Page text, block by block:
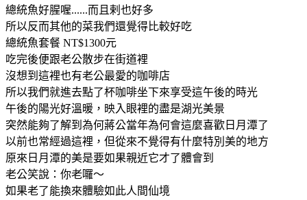
總統魚好腥喔......而且剌也好多
所以反而其他的菜我們還覺得比較好吃
總統魚套餐 NT$1300元
吃完後便跟老公散步在街道裡
沒想到這裡也有老公最愛的咖啡店
所以我們就進去點了杯咖啡坐下來享受這午後的時光
午後的陽光好溫暖，映入眼裡的盡是湖光美景
突然能夠了解到為何蔣公當年為何會這麼喜歡日月潭了
以前也常經過這裡，但從來不覺得有什麼特別美的地方
原來日月潭的美是要如果親近它才了體會到
老公笑說：你老囉～
如果老了能換來體驗如此人間仙境